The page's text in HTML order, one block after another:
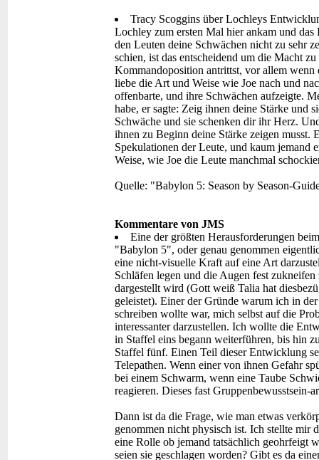
Tracy Scoggins über Lochleys
Lochley zum ersten Mal hier ankam und
den Leuten deine Schwächen nicht zu sehr
schien, ist das entscheidend um die Macht
Kommandoposition antrittst, vor allem
liebe die Art und Weise wie Joe nach und
offenbarte, und ihre Schwächen aufzeigte.
habe, er sagte: Zeig ihnen deine Stärke und
Schwäche und sie schenken dir ihr Herz.
ihnen zu Beginn deine Stärke zeigen musst.
Spekulationen der Leute, und kaum jemand
Weise, wie Joe die Leute manchmal
Quelle: "Babylon 5: Season by Season-
Kommentare von JMS
Eine der größten Herausforderungen
"Babylon 5", oder genau genommen
eine nicht-visuelle Kraft auf eine Art
Schläfen legen und die Augen fest
dargestellt wird (Gott weiß Talia hat
geleistet). Einer der Gründe warum ich in
schreiben wollte war, mich selbst auf die
interessanter darzustellen. Ich wollte die
in Staffel eins begann weiterführen, bis hin
Staffel fünf. Einen Teil dieser Entwicklung
Telepathen. Wenn einer von ihnen Gefahr
bei einem Schwarm, wenn eine Taube
reagieren. Dieses fast
Dann ist da die Frage, wie man etwas
genommen nicht physisch ist. Ich stellte mir
eine Rolle ob jemand tatsächlich geohrfeigt
seien sie geschlagen worden? Gibt es da